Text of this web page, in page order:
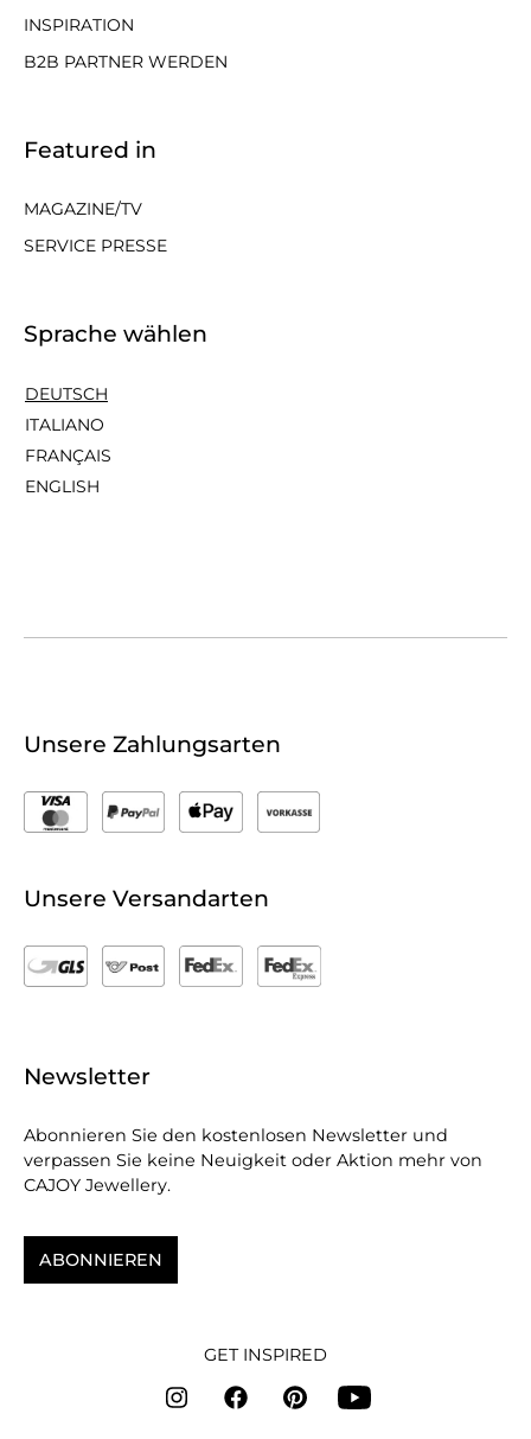
INSPIRATION
B2B PARTNER WERDEN
Featured in
MAGAZINE/TV
SERVICE PRESSE
Sprache wählen
DEUTSCH
ITALIANO
FRANÇAIS
ENGLISH
Unsere Zahlungsarten
Unsere Versandarten
Newsletter
Abonnieren Sie den kostenlosen Newsletter und
verpassen Sie keine Neuigkeit oder Aktion mehr von
CAJOY Jewellery.
ABONNIEREN
GET INSPIRED